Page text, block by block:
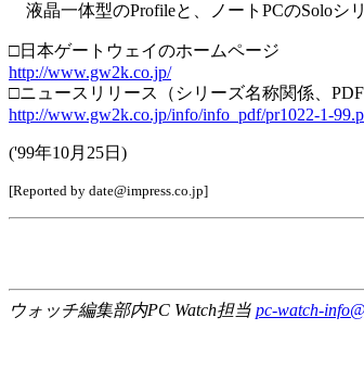
液晶一体型のProfileと、ノートPCのSoloシ
□日本ゲートウェイのホームページ
http://www.gw2k.co.jp/
□ニュースリリース（シリーズ名称関係、PDF
http://www.gw2k.co.jp/info/info_pdf/pr1022-1-
('99年10月25日)
[Reported by date@impress.co.jp]
ウォッチ編集部内PC Watch担当 pc-watch-